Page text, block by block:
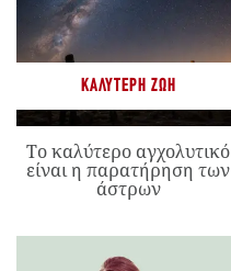
ΚΑΛΎΤΕΡΗ ΖΩΉ
Το καλύτερο αγχολυτικό
είναι η παρατήρηση των
άστρων